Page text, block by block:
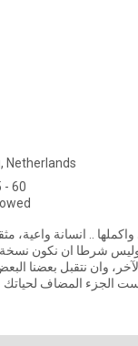
Netherlands
- 60
.. انسانة واعية،
وليس شرطا ان نكون
البعض لكن احترام الآخر، وان
الجزء المضاف لحياتك ،